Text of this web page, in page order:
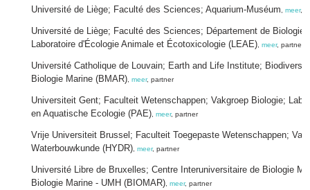
Université de Liège; Faculté des Sciences; Aquarium-Muséum meer,
Université de Liège; Faculté des Sciences; Département de
Laboratoire d'Écologie Animale et Écotoxicologie (LEAE) meer, partner
Université Catholique de Louvain; Earth and Life Institute;
Biologie Marine (BMAR) meer, partner
Universiteit Gent; Faculteit Wetenschappen; Vakgroep Biologie;
en Aquatische Ecologie (PAE) meer, partner
Vrije Universiteit Brussel; Faculteit Toegepaste Wetenschappen;
Waterbouwkunde (HYDR) meer, partner
Université Libre de Bruxelles; Centre Interuniversitaire de Biologie
Biologie Marine - UMH (BIOMAR) meer, partner